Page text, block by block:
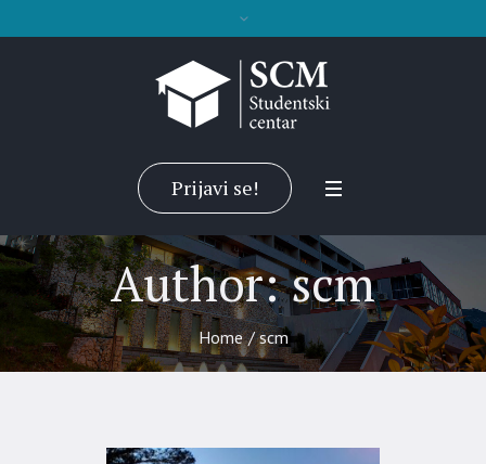
Prijavi se!
Author:scm
Home /scm